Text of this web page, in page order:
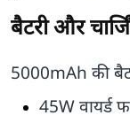
बैटरी और
5000mAh की
45W वायर्ड